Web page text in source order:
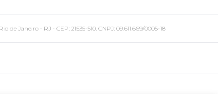
Janeiro - RJ - CEP: 21535-510. CNPJ: 09.611.669/0005-18